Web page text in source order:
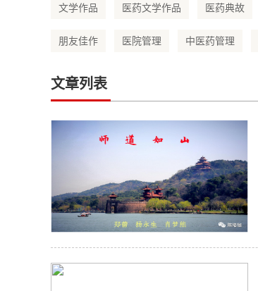
文学作品 医药文学作品 医药典故
朋友佳作 医院管理 中医药管理
文章列表